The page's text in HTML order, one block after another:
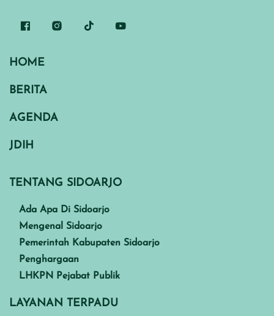
HOME
BERITA
AGENDA
JDIH
TENTANG SIDOARJO
Ada Apa Di Sidoarjo
Mengenal Sidoarjo
Pemerintah Kabupaten Sidoarjo
Penghargaan
LHKPN Pejabat Publik
LAYANAN TERPADU